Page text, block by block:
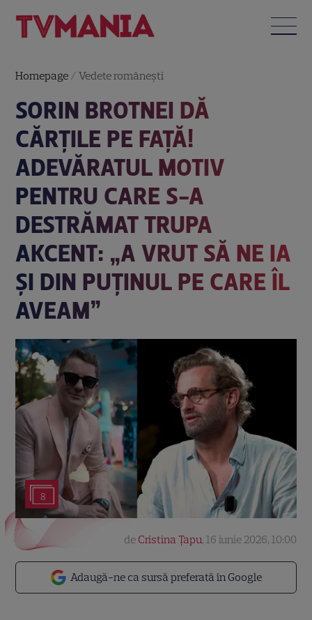
Homepage /Vedete româneşti
SORIN BROTNEI DĂ
CĂRȚILE PE FAȚĂ!
ADEVĂRATUL MOTIV
PENTRU CARE S-A
DESTRĂMAT TRUPA
AKCENT: „A VRUT SĂ NE IA
ȘI DIN PUȚINUL PE CARE ÎL
AVEAM”
8
Adaugă-ne ca sursă preferată în Google
de Cristina Țapu, 16 iunie 2026, 10:00